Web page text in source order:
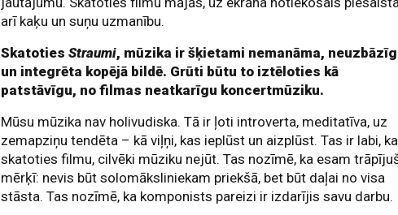
arī kaķu un suņu uzmanību.
SkatotiesStraumi, mūzika ir šķietami nemanāma,
un integrēta kopējā bildē. Grūti būtu to iztēloties kā
patstāvīgu, no filmas neatkarīgu koncertmūziku.
Mūsu mūzika nav holivudiska. Tā ir ļoti introverta, meditatīva, uz
zemapziņu tendēta – kā viļņi, kas ieplūst un aizplūst. Tas ir labi,
skatoties filmu, cilvēki mūziku nejūt. Tas nozīmē, ka esam
mērķī: nevis būt solomāksliniekam priekšā, bet būt daļai no visa
stāsta. Tas nozīmē, ka komponists pareizi ir izdarījis savu darbu.